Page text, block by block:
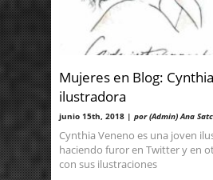
Mujeres en Blog:
ilustradora
junio 15th, 2018 | por (Admin) Ana
Cynthia Veneno es una joven
haciendo furor en Twitter y en
con sus ilustraciones